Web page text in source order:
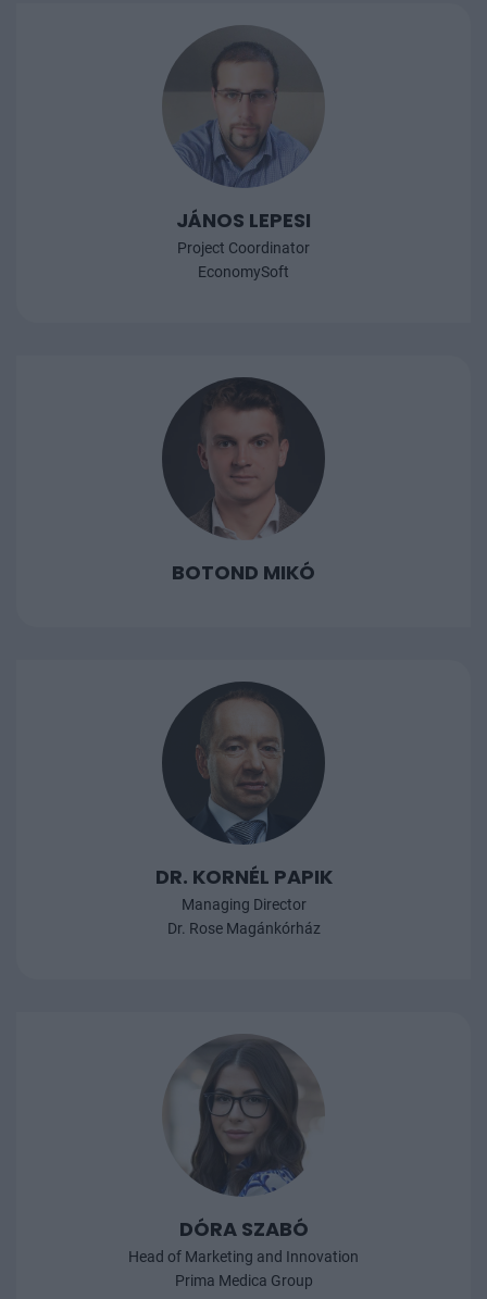
JÁNOS LEPESI
Project Coordinator
EconomySoft
BOTOND MIKÓ
DR. KORNÉL PAPIK
Managing Director
Dr. Rose Magánkórház
DÓRA SZABÓ
Head of Marketing and Innovation
Prima Medica Group